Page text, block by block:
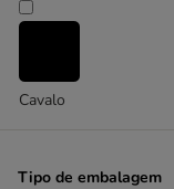
De cordeiro
De porco
Affinity Advance
Cavalo
Tipo de embalagem